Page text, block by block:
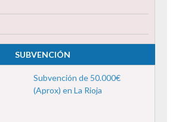
SUBVENCIÓN
Subvención de 50.000€
(Aprox) en La Rioja